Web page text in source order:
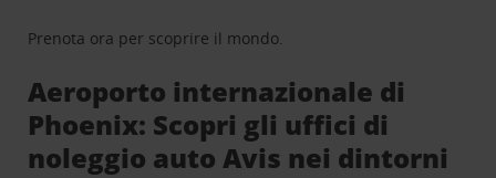
Prenota ora per scoprire il mondo.
Aeroporto internazionale di
Phoenix: Scopri gli uffici di
noleggio auto Avis nei dintorni